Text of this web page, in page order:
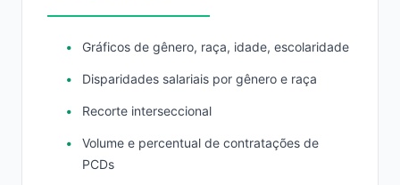
Gráficos de gênero, raça, idade, escolaridade
Disparidades salariais por gênero e raça
Recorte interseccional
Volume e percentual de contratações de
PCDs